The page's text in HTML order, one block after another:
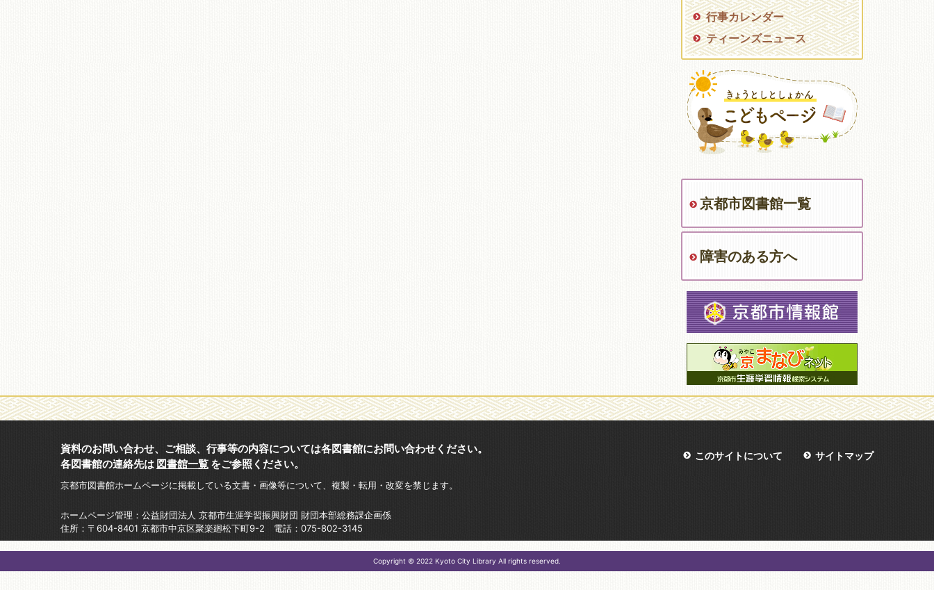
行事カレンダー
ティーンズニュース
京都市図書館一覧
障害のある方へ
このサイトについて サイトマップ
資料のお問い合わせ、ご相談、行事等の内容については各図書館にお問い合わせください。
各図書館の連絡先は 図書館一覧 をご参照ください。
京都市図書館ホームページに掲載している文書・画像等について、複製・転用・改変を禁じます。
ホームページ管理：公益財団法人 京都市生涯学習振興財団 財団本部総務課企画係
住所：〒604-8401 京都市中京区聚楽廻松下町9-2 電話：075-802-3145
Copyright © 2022 Kyoto City Library All rights reserved.